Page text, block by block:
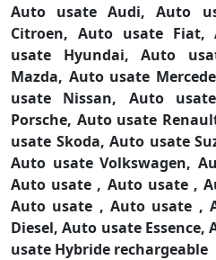
Auto usate Audi,Auto
Citroen, Auto usate Fiat,
usate Hyundai,Auto
Mazda, Auto usate
usate Nissan, Auto
Porsche, Auto usate
usate Skoda,Auto usate
Auto usate Volkswagen,
Auto usate , Auto usate ,
Auto usate , Auto usate ,
Diesel,Auto usate Essence,
usate Hybride rechargeable